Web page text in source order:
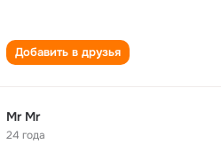
Добавить в друзья
Mr Mr
24 года